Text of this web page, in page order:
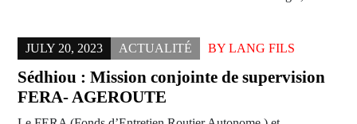
JULY 20, 2023 ACTUALITÉ BY LANG FILS
Sédhiou : Mission conjointe de supervision
FERA- AGEROUTE